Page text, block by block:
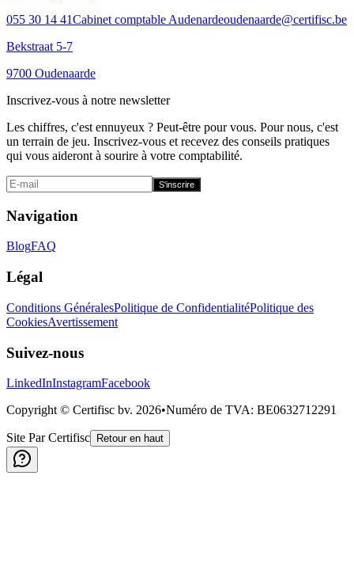
055 30 14 41Cabinet comptable Audenardeoudenaarde@certifisc.be
Bekstraat 5-7
9700 Oudenaarde
Inscrivez-vous à notre newsletter
Les chiffres, c'est ennuyeux ? Peut-être pour vous. Pour nous, c'est
un terrain de jeu. Inscrivez-vous et recevez des conseils pratiques
qui vous aideront à sourire à votre comptabilité.
S'inscrire
Navigation
BlogFAQ
Légal
Conditions GénéralesPolitique de ConfidentialitéPolitique des
CookiesAvertissement
Suivez-nous
LinkedInInstagramFacebook
Copyright © Certifisc bv. 2026•Numéro de TVA: BE0632712291
Site Par Certifisc Retour en haut